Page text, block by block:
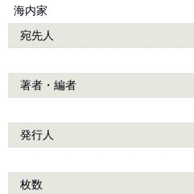
海内家
宛先人
著者・編者
発行人
枚数